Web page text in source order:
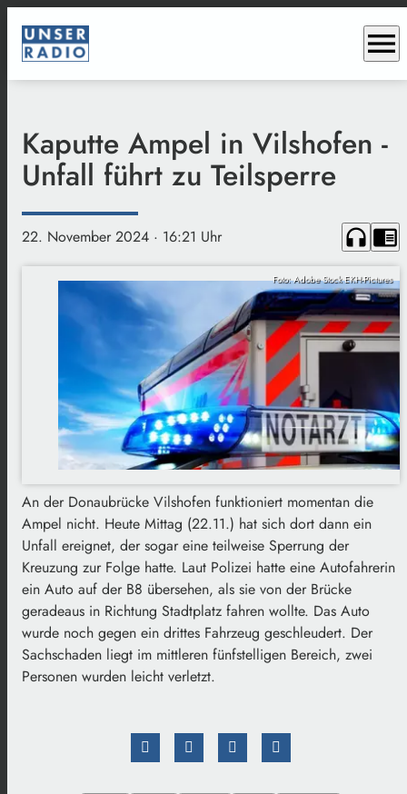
menu
Kaputte Ampel in Vilshofen -
Unfall führt zu Teilsperre
22. November 2024 · 16:21 Uhr headphones chrome_reader_mode
Foto: Adobe Stock EKH-Pictures
An der Donaubrücke Vilshofen funktioniert momentan die
Ampel nicht. Heute Mittag (22.11.) hat sich dort dann ein
Unfall ereignet, der sogar eine teilweise Sperrung der
Kreuzung zur Folge hatte. Laut Polizei hatte eine Autofahrerin
ein Auto auf der B8 übersehen, als sie von der Brücke
geradeaus in Richtung Stadtplatz fahren wollte. Das Auto
wurde noch gegen ein drittes Fahrzeug geschleudert. Der
Sachschaden liegt im mittleren fünfstelligen Bereich, zwei
Personen wurden leicht verletzt.